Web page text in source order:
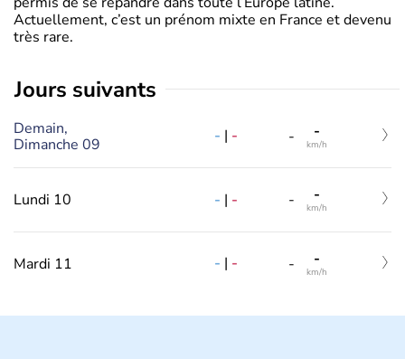
Actuellement, c’est un prénom mixte en France et devenu
très rare.
jours suivants
Demain,
Dimanche 09
- | - - -
km/h
Lundi 10 - | - - -
km/h
Mardi 11 - | - - -
km/h